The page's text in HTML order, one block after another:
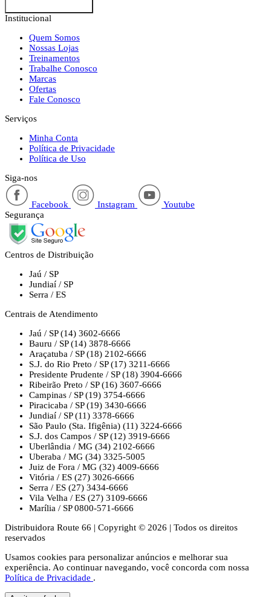
Institucional
Quem Somos
Nossas Lojas
Treinamentos
Trabalhe Conosco
Marcas
Ofertas
Fale Conosco
Serviços
Minha Conta
Política de Privacidade
Política de Uso
Siga-nos
Facebook Instagram
Youtube
Segurança
Centros de Distribuição
Jaú / SP
Jundiaí / SP
Serra / ES
Centrais de Atendimento
Jaú / SP (14) 3602-6666
Bauru / SP (14) 3878-6666
Araçatuba / SP (18) 2102-6666
S.J. do Rio Preto / SP (17) 3211-6666
Presidente Prudente / SP (18) 3904-6666
Ribeirão Preto / SP (16) 3607-6666
Campinas / SP (19) 3754-6666
Piracicaba / SP (19) 3430-6666
Jundiaí / SP (11) 3378-6666
São Paulo (Sta. Ifigênia) (11) 3224-6666
S.J. dos Campos / SP (12) 3919-6666
Uberlândia / MG (34) 2102-6666
Uberaba / MG (34) 3325-5005
Juiz de Fora / MG (32) 4009-6666
Vitória / ES (27) 3026-6666
Serra / ES (27) 3434-6666
Vila Velha / ES (27) 3109-6666
Marília / SP 0800-571-6666
Distribuidora Route 66 | Copyright © 2026 | Todos os direitos
reservados
Usamos cookies para personalizar anúncios e melhorar sua
experiência. Ao continuar navegando, você concorda com nossa
Política de Privacidade .